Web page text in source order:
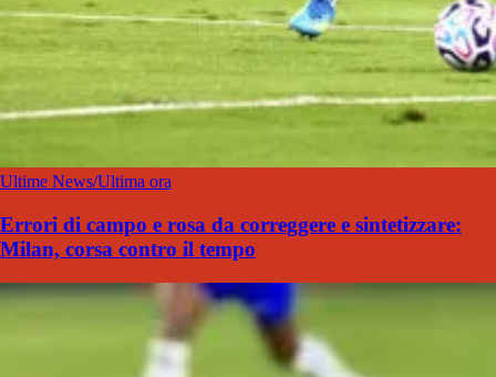
Ultime News/Ultima ora
Errori di campo e rosa da correggere e sintetizzare:
Milan, corsa contro il tempo